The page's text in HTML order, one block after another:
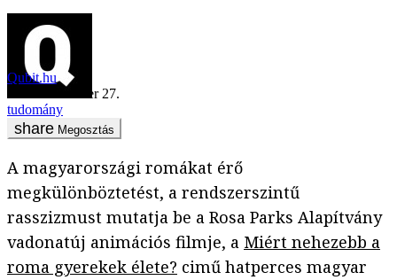
Qubit.hu
2020. november 27.
tudomány
Megosztás
A magyarországi romákat érő
megkülönböztetést, a rendszerszintű
rasszizmust mutatja be a Rosa Parks Alapítvány
vadonatúj animációs filmje, a Miért nehezebb a
roma gyerekek élete? cimű hatperces magyar